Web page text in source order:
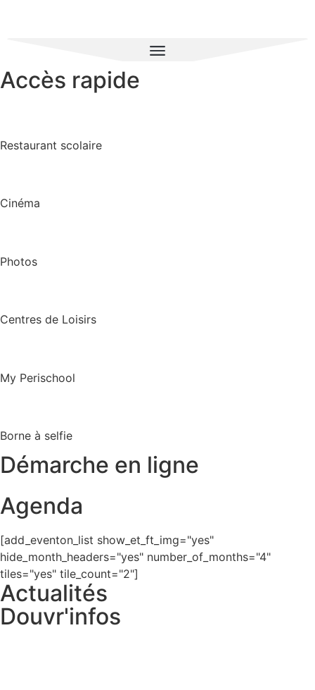
Accès rapide
Restaurant scolaire
Cinéma
Photos
Centres de Loisirs
My Perischool
Borne à selfie
Démarche en ligne
Agenda
[add_eventon_list show_et_ft_img="yes"
hide_month_headers="yes" number_of_months="4"
tiles="yes" tile_count="2"]
Actualités
Douvr'infos